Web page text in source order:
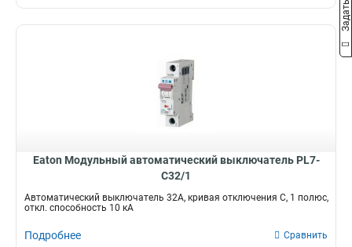
Eaton Модульный автоматический выключатель PL7-
C32/1
Автоматический выключатель 32А, кривая отключения C, 1 полюс,
откл. способность 10 кА
Подробнее Сравнить